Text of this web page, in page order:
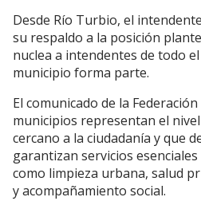
Desde Río Turbio, el
su respaldo a la posición
nuclea a intendentes de todo
municipio forma parte.
El comunicado de la
municipios representan el
cercano a la ciudadanía y que
garantizan servicios
como limpieza urbana, salud
y acompañamiento social.